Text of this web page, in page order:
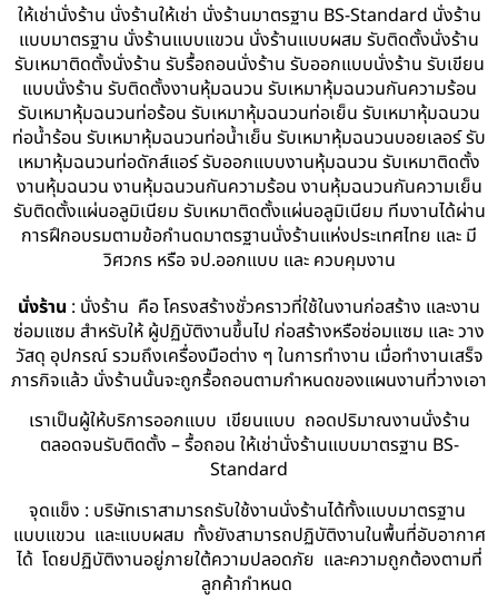
ให้เช่านั่งร้าน นั่งร้านให้เช่า นั่งร้านมาตรฐาน BS-Standard นั่งร้าน
แบบมาตรฐาน นั่งร้านแบบแขวน นั่งร้านแบบผสม รับติดตั้งนั่งร้าน
รับเหมาติดตั้งนั่งร้าน รับรื้อถอนนั่งร้าน รับออกแบบนั่งร้าน รับเขียน
แบบนั่งร้าน รับติดตั้งงานหุ้มฉนวน รับเหมาหุ้มฉนวนกันความร้อน
รับเหมาหุ้มฉนวนท่อร้อน รับเหมาหุ้มฉนวนท่อเย็น รับเหมาหุ้มฉนวน
ท่อน้ำร้อน รับเหมาหุ้มฉนวนท่อน้ำเย็น รับเหมาหุ้มฉนวนบอยเลอร์ รับ
เหมาหุ้มฉนวนท่อดักส์แอร์ รับออกแบบงานหุ้มฉนวน รับเหมาติดตั้ง
งานหุ้มฉนวน งานหุ้มฉนวนกันความร้อน งานหุ้มฉนวนกันความเย็น
รับติดตั้งแผ่นอลูมิเนียม รับเหมาติดตั้งแผ่นอลูมิเนียม ทีมงานได้ผ่าน
การฝึกอบรมตามข้อกำนดมาตรฐานนั่งร้านแห่งประเทศไทย และ มี
วิศวกร หรือ จป.ออกแบบ และ ควบคุมงาน
นั่งร้าน : นั่งร้าน คือ โครงสร้างชั่วคราวที่ใช้ในงานก่อสร้าง และงาน
ซ่อมแซม สำหรับให้ ผู้ปฏิบัติงานขึ้นไป ก่อสร้างหรือซ่อมแซม และ วาง
วัสดุ อุปกรณ์ รวมถึงเครื่องมือต่าง ๆ ในการทำงาน เมื่อทำงานเสร็จ
ภารกิจแล้ว นั่งร้านนั้นจะถูกรื้อถอนตามกำหนดของแผนงานที่วางเอา
เราเป็นผู้ให้บริการออกแบบ เขียนแบบ ถอดปริมาณงานนั่งร้าน
ตลอดจนรับติดตั้ง – รื้อถอน ให้เช่านั่งร้านแบบมาตรฐาน BS-
Standard
จุดแข็ง : บริษัทเราสามารถรับใช้งานนั่งร้านได้ทั้งแบบมาตรฐาน
แบบแขวน และแบบผสม ทั้งยังสามารถปฏิบัติงานในพื้นที่อับอากาศ
ได้ โดยปฏิบัติงานอยู่ภายใต้ความปลอดภัย และความถูกต้องตามที่
ลูกค้ากำหนด